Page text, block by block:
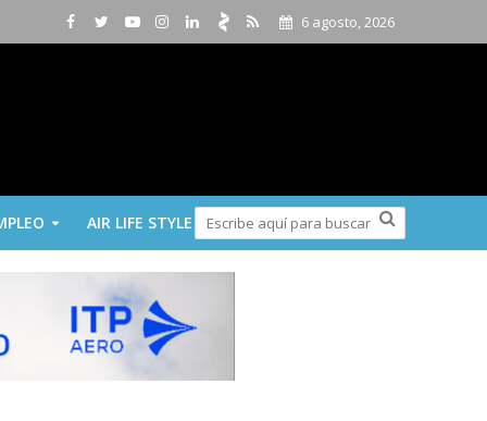
6 agosto, 2026
AIR LIFE STYLE